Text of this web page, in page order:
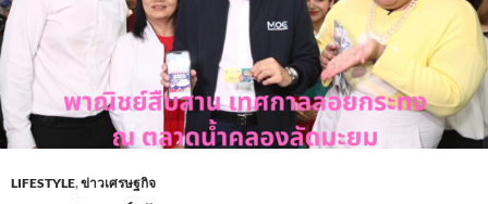
LIFESTYLE,ข่าวเศรษฐกิจ